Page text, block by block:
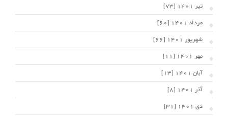
تیر 1401 [73]
مرداد 1401 [60]
شهریور 1401 [66]
مهر 1401 [11]
آبان 1401 [13]
آذر 1401 [8]
دی 1401 [31]